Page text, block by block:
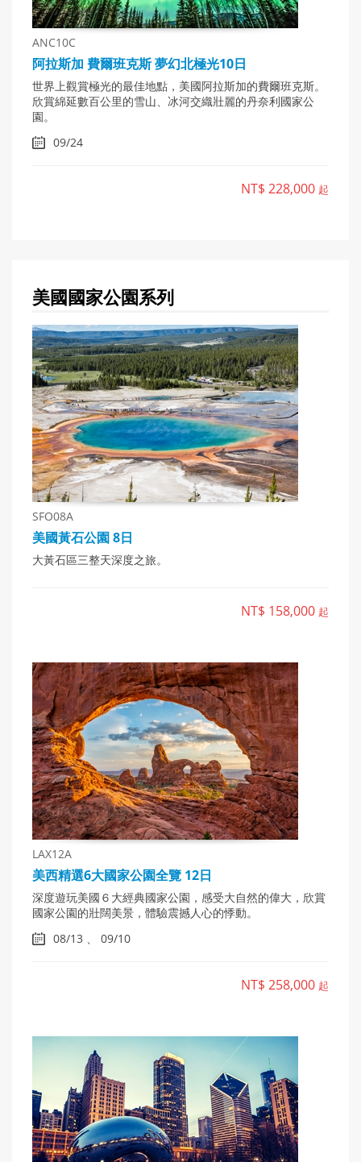
ANC10C
阿拉斯加 費爾班克斯 夢幻北極光10日
世界上觀賞極光的最佳地點，美國阿拉斯加的費爾班克斯。
欣賞綿延數百公里的雪山、冰河交織壯麗的丹奈利國家公
園。
09/24
NT$ 228,000 起
美國國家公園系列
SFO08A
美國黃石公園 8日
大黃石區三整天深度之旅。
NT$ 158,000 起
LAX12A
美西精選6大國家公園全覽 12日
深度遊玩美國６大經典國家公園，感受大自然的偉大，欣賞
國家公園的壯闊美景，體驗震撼人心的悸動。
08/13 、 09/10
NT$ 258,000 起